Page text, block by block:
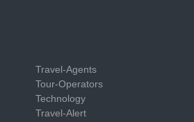
Travel-Agents
Tour-Operators
Technology
Travel-Alert